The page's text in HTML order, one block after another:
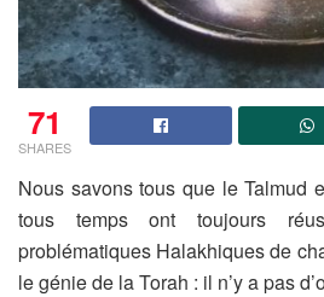
71
SHARES
Nous savons tous que le Talmud
tous temps ont toujours
problématiques Halakhiques de
le génie de la Torah : il n’y a pas